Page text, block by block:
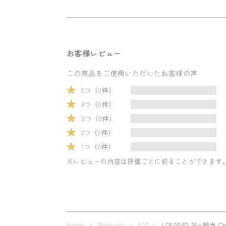
お客様レビュー
この商品をご使用いただいたお客様の声
5つ（0件）
4つ（0件）
3つ（0件）
2つ（0件）
1つ（0件）
※レビューの内容は評価ごとに絞ることができます。